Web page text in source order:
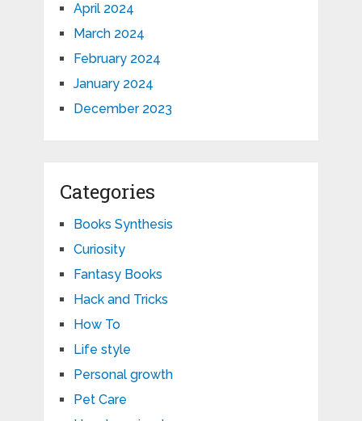
April 2024
March 2024
February 2024
January 2024
December 2023
Categories
Books Synthesis
Curiosity
Fantasy Books
Hack and Tricks
How To
Life style
Personal growth
Pet Care